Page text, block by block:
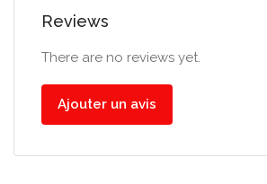
Reviews
There are no reviews yet.
Ajouter un avis